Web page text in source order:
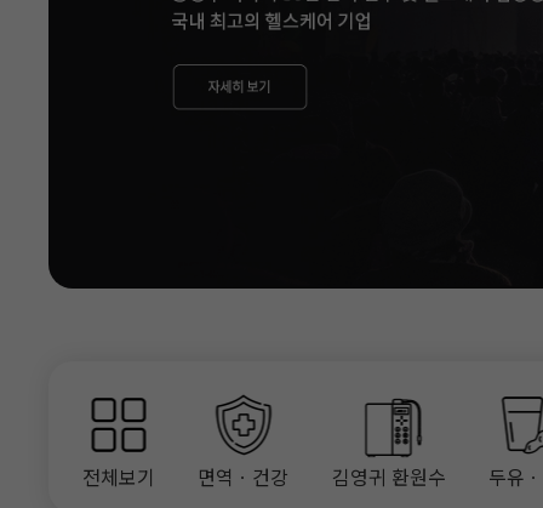
전체보기 면역ㆍ건강 김영귀 환원수 두유